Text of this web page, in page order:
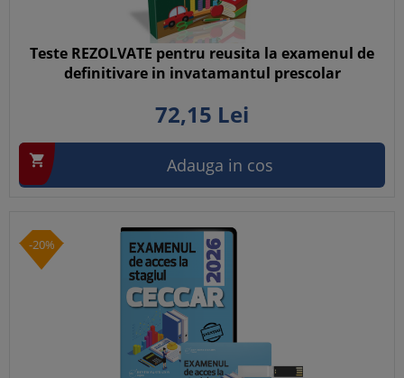
Teste REZOLVATE pentru reusita la examenul de
definitivare in invatamantul prescolar
72,15 Lei
 Adauga in cos
-20%